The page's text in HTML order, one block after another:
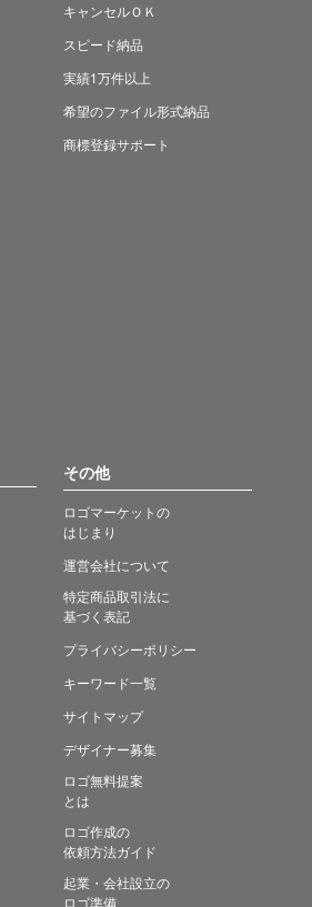
キャンセルＯＫ
スピード納品
実績1万件以上
希望のファイル形式納品
商標登録サポート
その他
ロゴマーケットの
はじまり
運営会社について
特定商品取引法に
基づく表記
プライバシーポリシー
キーワード一覧
サイトマップ
デザイナー募集
ロゴ無料提案
とは
ロゴ作成の
依頼方法ガイド
起業・会社設立の
ロゴ準備